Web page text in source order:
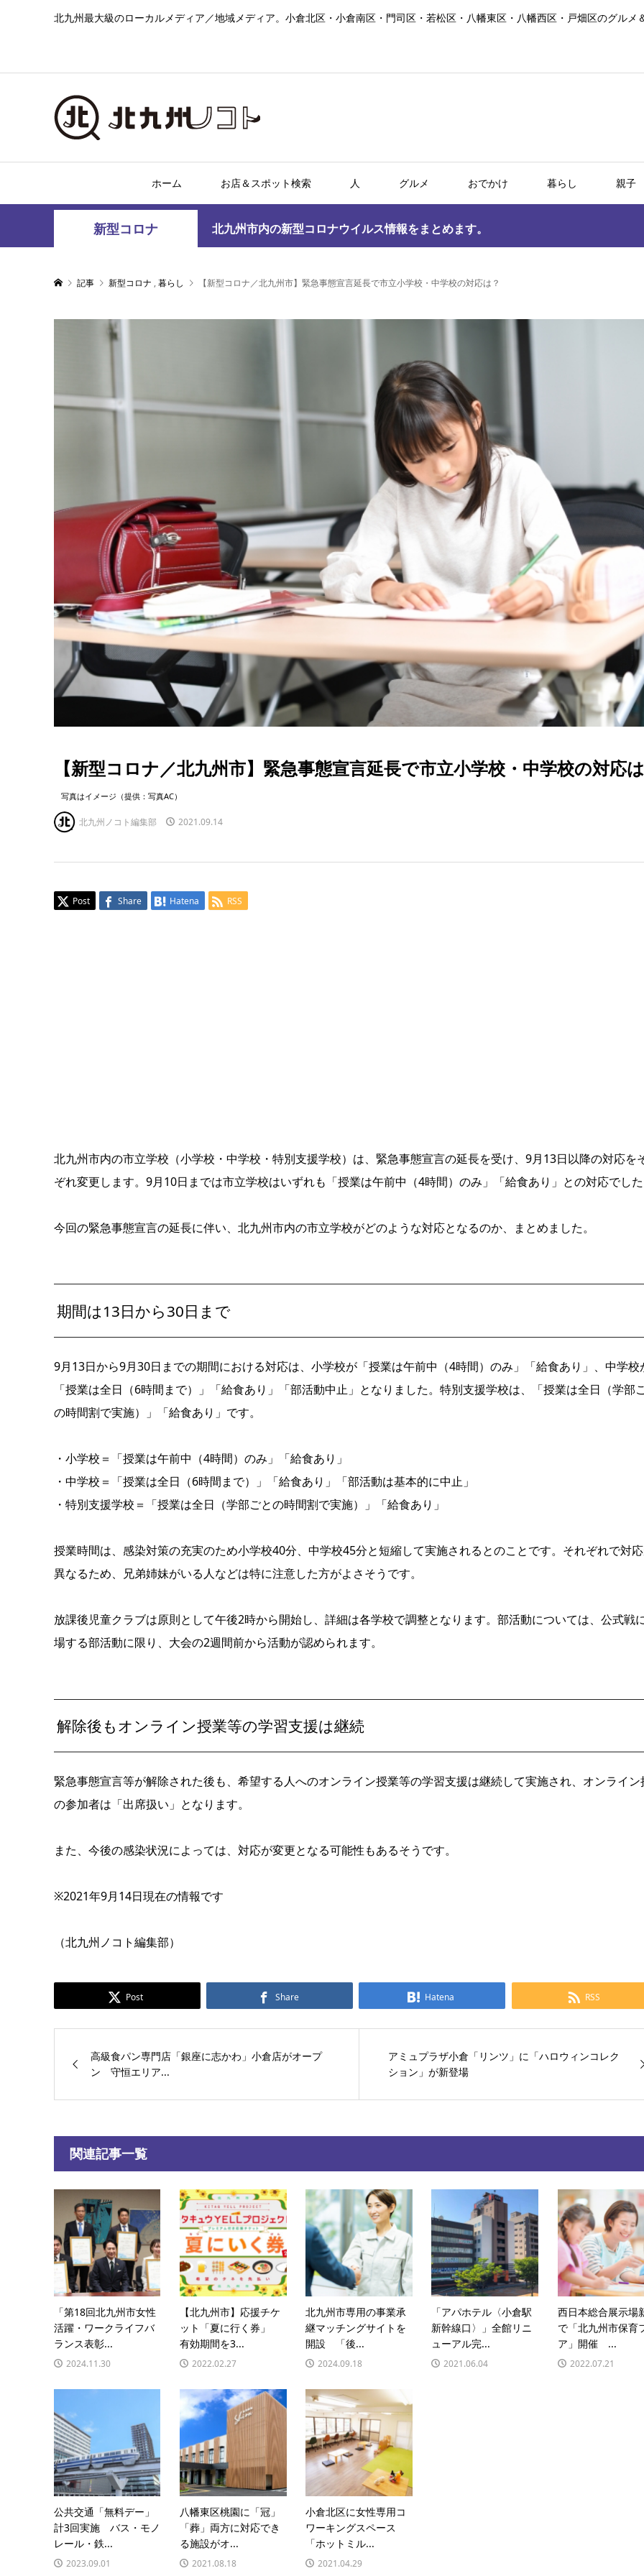
北九州最大級のローカルメディア／地域メディア。小倉北区・小倉南区・門司区・若松区・八幡東区・八幡西区・戸畑区のグル
ホーム お店＆スポット検索 人 グルメ おでかけ 暮らし 親子
新型コロナ 北九州市内の新型コロナウイルス情報をまとめます。
記事 新型コロナ ,暮らし 【新型コロナ／北九州市】緊急事態宣言延長で市立小学校・中学校の対応は？
【新型コロナ／北九州市】緊急事態宣言延長で市立小学校・中学校の対応
写真はイメージ（提供：写真AC）
北九州ノコト編集部 2021.09.14
Post Share Hatena RSS
北九州市内の市立学校（小学校・中学校・特別支援学校）は、緊急事態宣言の延長を受け、9月13日以降の対応を
ぞれ変更します。9月10日までは市立学校はいずれも「授業は午前中（4時間）のみ」「給食あり」との対応でし
今回の緊急事態宣言の延長に伴い、北九州市内の市立学校がどのような対応となるのか、まとめました。
期間は13日から30日まで
9月13日から9月30日までの期間における対応は、小学校が「授業は午前中（4時間）のみ」「給食あり」、中学校
「授業は全日（6時間まで）」「給食あり」「部活動中止」となりました。特別支援学校は、「授業は全日（学部
の時間割で実施）」「給食あり」です。
・小学校＝「授業は午前中（4時間）のみ」「給食あり」
・中学校＝「授業は全日（6時間まで）」「給食あり」「部活動は基本的に中止」
・特別支援学校＝「授業は全日（学部ごとの時間割で実施）」「給食あり」
授業時間は、感染対策の充実のため小学校40分、中学校45分と短縮して実施されるとのことです。それぞれで対
異なるため、兄弟姉妹がいる人などは特に注意した方がよさそうです。
放課後児童クラブは原則として午後2時から開始し、詳細は各学校で調整となります。部活動については、公式戦
場する部活動に限り、大会の2週間前から活動が認められます。
解除後もオンライン授業等の学習支援は継続
緊急事態宣言等が解除された後も、希望する人へのオンライン授業等の学習支援は継続して実施され、オンライン
の参加者は「出席扱い」となります。
また、今後の感染状況によっては、対応が変更となる可能性もあるそうです。
※2021年9月14日現在の情報です
（北九州ノコト編集部）
Post Share Hatena RSS
高級食パン専門店「銀座に志かわ」小倉店がオープ
ン 守恒エリア...
アミュプラザ小倉「リンツ」に「ハロウィンコレク
ション」が新登場
関連記事一覧
「第18回北九州市女性
活躍・ワークライフバ
ランス表彰...
2024.11.30
【北九州市】応援チケ
ット「夏に行く券」
有効期間を3...
2022.02.27
北九州市専用の事業承
継マッチングサイトを
開設 「後...
2024.09.18
「アパホテル〈小倉駅
新幹線口〉」全館リニ
ューアル完...
2021.06.04
西日本総合展示場
で「北九州市保育
ア」開催 ...
2022.07.21
公共交通「無料デー」
計3回実施 バス・モノ
レール・鉄...
2023.09.01
八幡東区桃園に「冠」
「葬」両方に対応でき
る施設がオ...
2021.08.18
小倉北区に女性専用コ
ワーキングスペース
「ホットミル...
2021.04.29